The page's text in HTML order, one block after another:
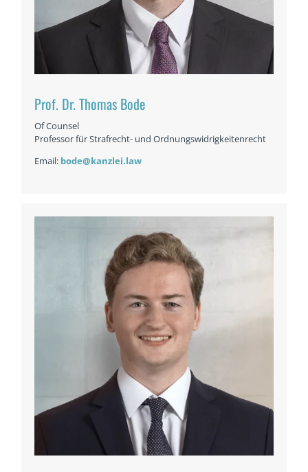
Prof. Dr. Thomas Bode
Of Counsel
Professor für Strafrecht- und Ordnungswidrigkeitenrecht
Email: bode@kanzlei.law